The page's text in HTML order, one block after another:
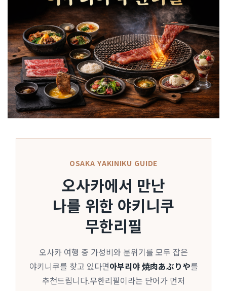
OSAKA YAKINIKU GUIDE
오사카에서 만난
나를 위한 야키니쿠
무한리필
오사카 여행 중 가성비와 분위기를 모두 잡은
야키니쿠를 찾고 있다면아부리야 焼肉あぶりや를
추천드립니다.무한리필이라는 단어가 먼저